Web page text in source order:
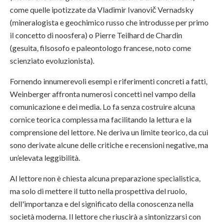
come quelle ipotizzate da Vladimir Ivanovič Vernadsky
(mineralogista e geochimico russo che introdusse per primo
il concetto di noosfera) o Pierre Teilhard de Chardin
(gesuita, filsosofo e paleontologo francese, noto come
scienziato evoluzionista).
Fornendo innumerevoli esempi e riferimenti concreti a fatti,
Weinberger affronta numerosi concetti nel vampo della
comunicazione e dei media. Lo fa senza costruire alcuna
cornice teorica complessa ma facilitando la lettura e la
comprensione del lettore. Ne deriva un limite teorico, da cui
sono derivate alcune delle critiche e recensioni negative, ma
un’elevata leggibilità.
Al lettore non è chiesta alcuna preparazione specialistica,
ma solo di mettere il tutto nella prospettiva del ruolo,
dell'importanza e del significato della conoscenza nella
società moderna. Il lettore che riuscirà a sintonizzarsi con